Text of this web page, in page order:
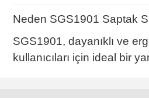
Neden SGS1901 Saptak
SGS1901, dayanıklı ve
kullanıcıları için ideal bir